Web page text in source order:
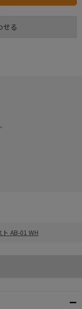
せる
ト AB-01 WH